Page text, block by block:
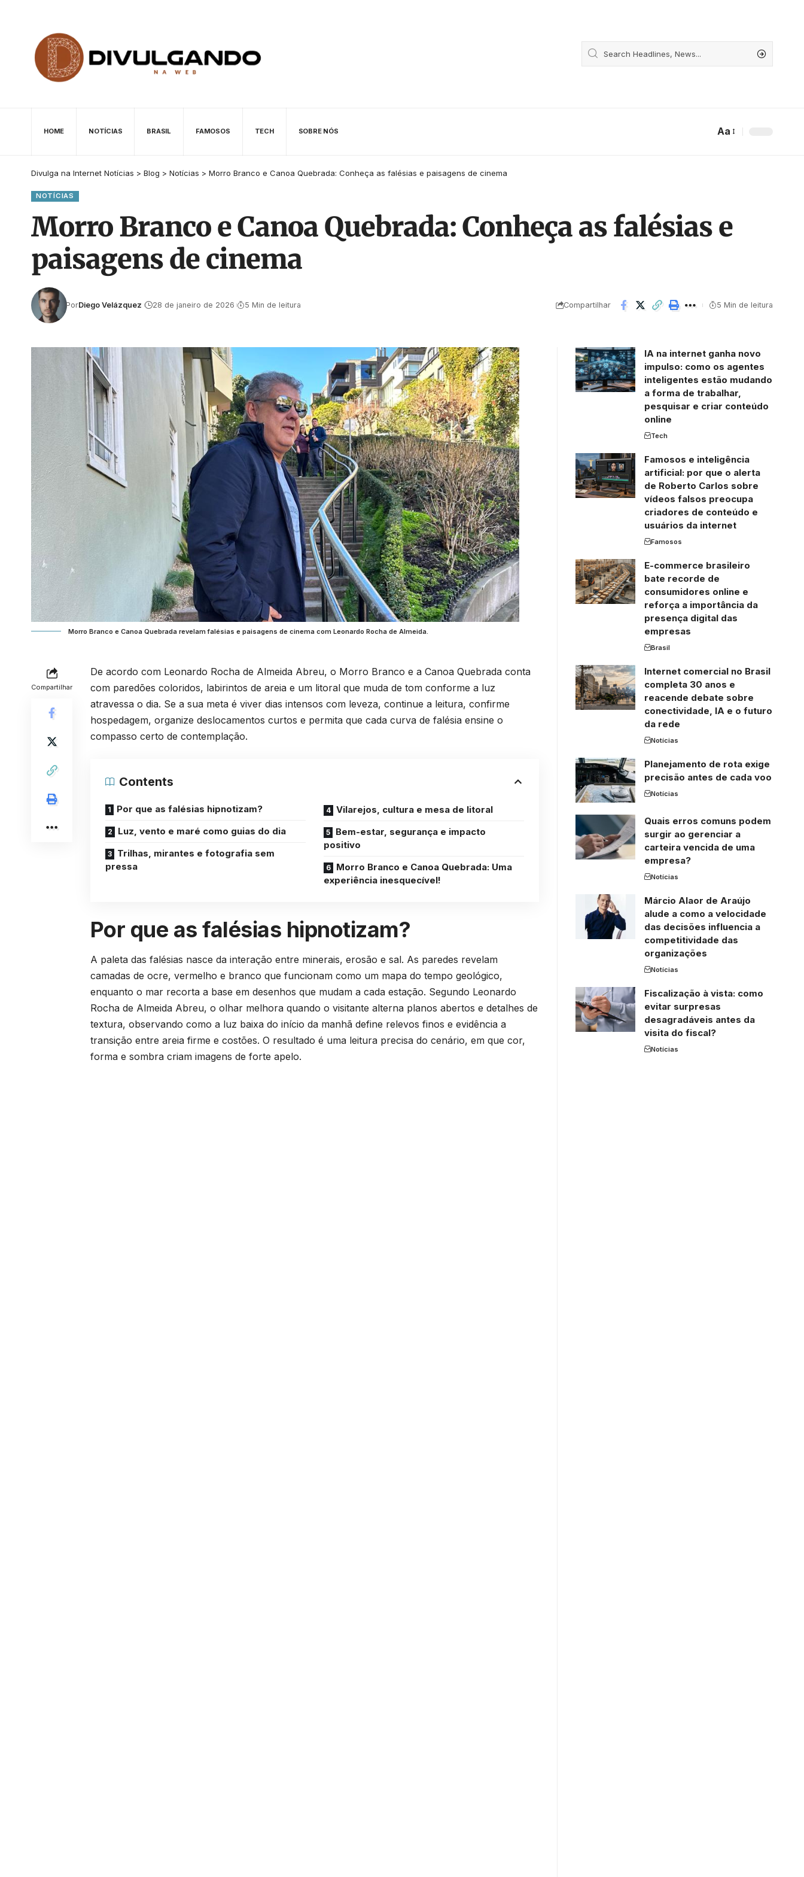
HOME NOTÍCIAS BRASIL FAMOSOS TECH SOBRE NÓS Aa
Divulga na Internet Notícias > Blog > Notícias > Morro Branco e Canoa Quebrada: Conheça as falésias e paisagens de cinema
NOTÍCIAS
Morro Branco e Canoa Quebrada: Conheça as falésias e
paisagens de cinema
PorDiego Velázquez 28 de janeiro de 2026 5 Min de leitura Compartilhar 5 Min de leitura
Morro Branco e Canoa Quebrada revelam falésias e paisagens de cinema com Leonardo Rocha de Almeida.
Compartilhar
De acordo com Leonardo Rocha de Almeida Abreu, o Morro Branco e a Canoa Quebrada conta
com paredões coloridos, labirintos de areia e um litoral que muda de tom conforme a luz
atravessa o dia. Se a sua meta é viver dias intensos com leveza, continue a leitura, confirme
hospedagem, organize deslocamentos curtos e permita que cada curva de falésia ensine o
compasso certo de contemplação.
Contents
Por que as falésias hipnotizam?
Luz, vento e maré como guias do dia
Trilhas, mirantes e fotografia sem
pressa
Vilarejos, cultura e mesa de litoral
Bem-estar, segurança e impacto
positivo
Morro Branco e Canoa Quebrada: Uma
experiência inesquecível!
Por que as falésias hipnotizam?
A paleta das falésias nasce da interação entre minerais, erosão e sal. As paredes revelam
camadas de ocre, vermelho e branco que funcionam como um mapa do tempo geológico,
enquanto o mar recorta a base em desenhos que mudam a cada estação. Segundo Leonardo
Rocha de Almeida Abreu, o olhar melhora quando o visitante alterna planos abertos e detalhes de
textura, observando como a luz baixa do início da manhã define relevos finos e evidência a
transição entre areia firme e costões. O resultado é uma leitura precisa do cenário, em que cor,
forma e sombra criam imagens de forte apelo.
IA na internet ganha novo
impulso: como os agentes
inteligentes estão mudando
a forma de trabalhar,
pesquisar e criar conteúdo
online
Tech
Famosos e inteligência
artificial: por que o alerta
de Roberto Carlos sobre
vídeos falsos preocupa
criadores de conteúdo e
usuários da internet
Famosos
E-commerce brasileiro
bate recorde de
consumidores online e
reforça a importância da
presença digital das
empresas
Brasil
Internet comercial no Brasil
completa 30 anos e
reacende debate sobre
conectividade, IA e o futuro
da rede
Notícias
Planejamento de rota exige
precisão antes de cada voo
Notícias
Quais erros comuns podem
surgir ao gerenciar a
carteira vencida de uma
empresa?
Notícias
Márcio Alaor de Araújo
alude a como a velocidade
das decisões influencia a
competitividade das
organizações
Notícias
Fiscalização à vista: como
evitar surpresas
desagradáveis antes da
visita do fiscal?
Notícias